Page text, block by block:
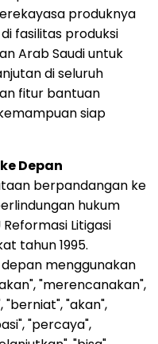
produknya
fasilitas produksi
Arab Saudi untuk
di seluruh
fitur bantuan
siap
Depan
berpandangan ke
hukum
Litigasi
tahun 1995.
menggunakan
"merencanakan",
"akan",
"percaya",